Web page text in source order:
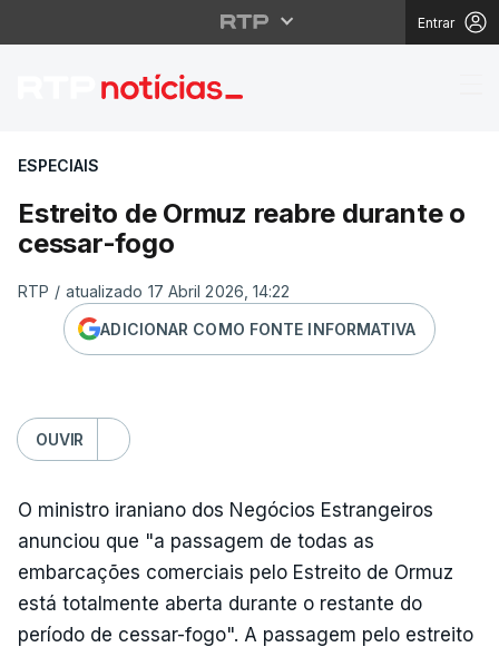
Entrar
Estreito de Ormuz
ESPECIAIS
Estreito de Ormuz reabre durante o
cessar-fogo
RTP / atualizado 17 Abril 2026, 14:22
ADICIONAR COMO FONTE INFORMATIVA
OUVIR
O ministro iraniano dos Negócios Estrangeiros
anunciou que "a passagem de todas as
embarcações comerciais pelo Estreito de Ormuz
está totalmente aberta durante o restante do
período de cessar-fogo". A passagem pelo estreito